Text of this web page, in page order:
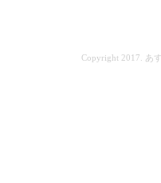
Copyright 2017. あ